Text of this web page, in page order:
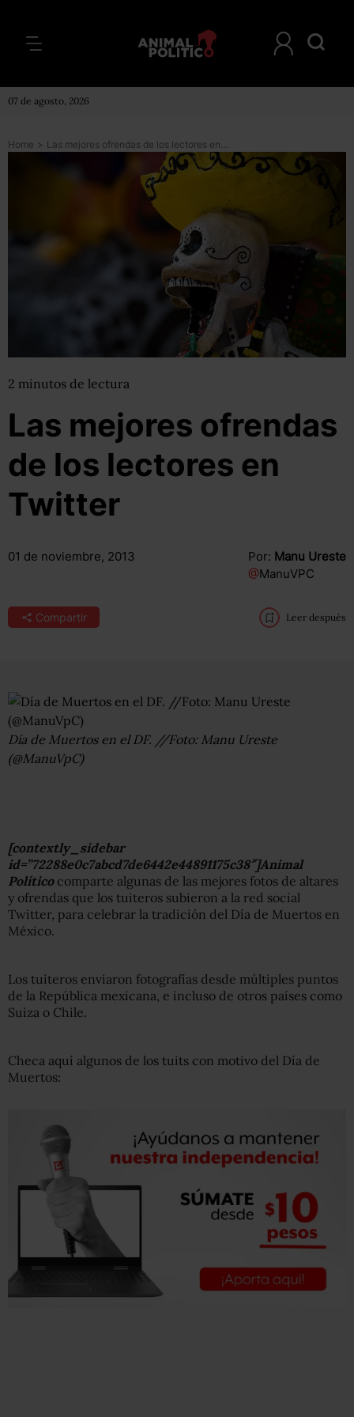
07 de agosto, 2026
Home > Las mejores ofrendas de los lectores en Twitter
2 minutos de lectura
Las mejores ofrendas
de los lectores en
Twitter
01 de noviembre, 2013 Por: Manu Ureste
@ManuVPC
Compartir Leer después
Día de Muertos en el DF. //Foto: Manu Ureste
(@ManuVpC)
[contextly_sidebar
id=”72288e0c7abcd7de6442e44891175c38″]Animal
Políticocomparte algunas de las mejores fotos de altares
y ofrendas que los tuiteros subieron a la red social
Twitter, para celebrar la tradición del Día de Muertos en
México.
Los tuiteros enviaron fotografías desde múltiples puntos
de la República mexicana, e incluso de otros países como
Suiza o Chile.
Checa aquí algunos de los tuits con motivo del Día de
Muertos: